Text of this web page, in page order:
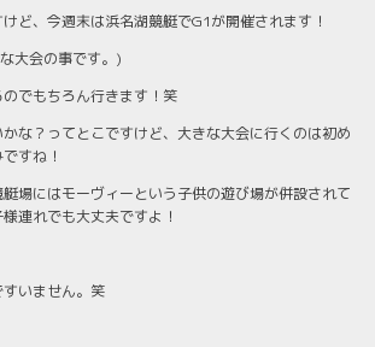
ど、今週末は浜名湖競艇でG1が開催されます！
大会の事です。)
でもちろん行きます！笑
な？ってとこですけど、大きな大会に行くのは初め
すね！
場にはモーヴィーという子供の遊び場が併設されて
連れでも大丈夫ですよ！
いません。笑